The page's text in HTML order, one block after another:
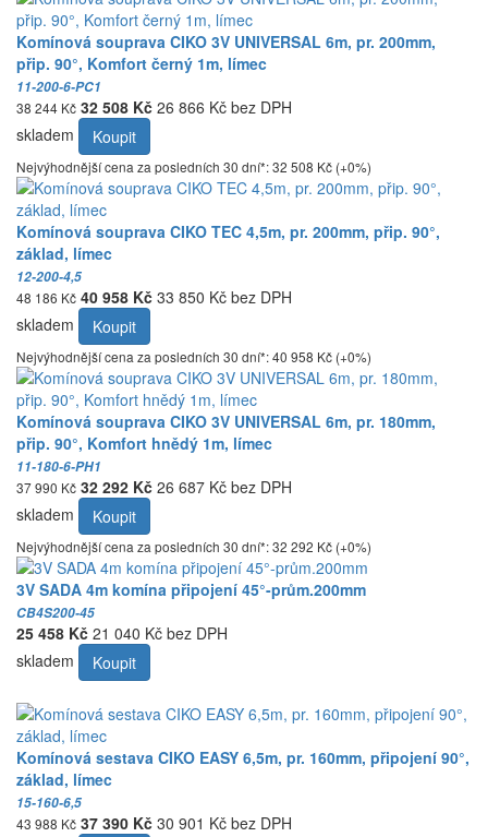
Komínová souprava CIKO 3V UNIVERSAL 6m, pr. 200mm,
přip. 90°, Komfort černý 1m, límec
11-200-6-PC1
38 244 Kč 32 508 Kč 26 866 Kč bez DPH
skladem
Koupit
Nejvýhodnější cena za posledních 30 dní*: 32 508 Kč (+0%)
Komínová souprava CIKO TEC 4,5m, pr. 200mm, přip. 90°,
základ, límec
12-200-4,5
48 186 Kč 40 958 Kč 33 850 Kč bez DPH
skladem
Koupit
Nejvýhodnější cena za posledních 30 dní*: 40 958 Kč (+0%)
Komínová souprava CIKO 3V UNIVERSAL 6m, pr. 180mm,
přip. 90°, Komfort hnědý 1m, límec
11-180-6-PH1
37 990 Kč 32 292 Kč 26 687 Kč bez DPH
skladem
Koupit
Nejvýhodnější cena za posledních 30 dní*: 32 292 Kč (+0%)
3V SADA 4m komína připojení 45°-prům.200mm
CB4S200-45
25 458 Kč 21 040 Kč bez DPH
skladem
Koupit
Komínová sestava CIKO EASY 6,5m, pr. 160mm, připojení 90°,
základ, límec
15-160-6,5
43 988 Kč 37 390 Kč 30 901 Kč bez DPH